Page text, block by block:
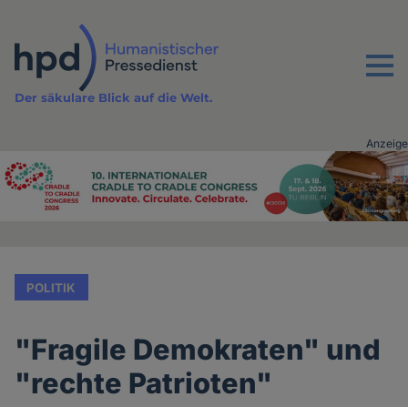
Inhalt
Menu
Der säkulare Blick auf die Welt.
Advertising
Anzeige
POLITIK
"Fragile Demokraten" und
"rechte Patrioten"